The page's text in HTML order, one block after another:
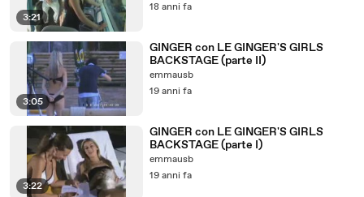
3:21
18 anni fa
3:05
GINGER con LE GINGER'S GIRLS
BACKSTAGE (parte II)
emmausb
19 anni fa
3:22
GINGER con LE GINGER'S GIRLS
BACKSTAGE (parte I)
emmausb
19 anni fa